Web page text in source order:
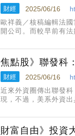
財經 2025/06/16
歐祥義／核稿編輯法
開公司。而較早前有
焦點股》聯發科
財經 2025/06/16
近來外資圈傳出聯發
現，不過，美系外資
財富自由》投資